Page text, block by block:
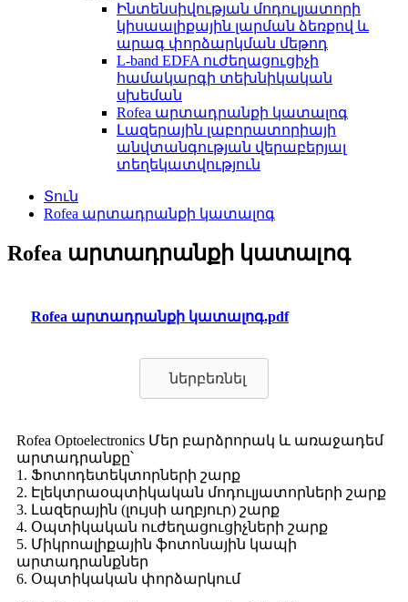
Ինտենսիվության մոդուլյատորի
կիսաալիքային լարման ձեռքով և
արագ փորձարկման մեթոդ
L-band EDFA ուժեղացուցիչի
համակարգի տեխնիկական
սխեման
Rofea արտադրանքի կատալոգ
Լազերային լաբորատորիայի
անվտանգության վերաբերյալ
տեղեկատվություն
Տուն
Rofea արտադրանքի կատալոգ
Rofea արտադրանքի կատալոգ
Rofea արտադրանքի կատալոգ.pdf
ներբեռնել
Rofea Optoelectronics Մեր բարձրորակ և առաջադեմ
արտադրանքը՝
1. Ֆոտոդետեկտորների շարք
2. Էլեկտրաօպտիկական մոդուլյատորների շարք
3. Լազերային (լույսի աղբյուր) շարք
4. Օպտիկական ուժեղացուցիչների շարք
5. Միկրոալիքային ֆոտոնային կապի
արտադրանքներ
6. Օպտիկական փորձարկում